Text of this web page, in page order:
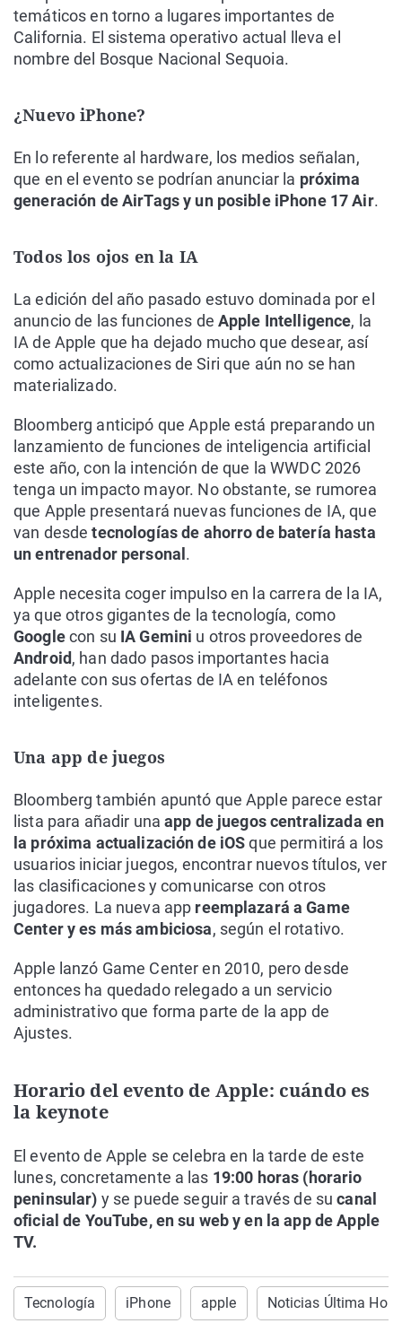
temáticos en torno a lugares importantes de
California. El sistema operativo actual lleva el
nombre del Bosque Nacional Sequoia.
¿Nuevo iPhone?
En lo referente al hardware, los medios señalan,
que en el evento se podrían anunciar la próxima
generación de AirTags y un posible iPhone 17 Air.
Todos los ojos en la IA
La edición del año pasado estuvo dominada por el
anuncio de las funciones de Apple Intelligence, la
IA de Apple que ha dejado mucho que desear, así
como actualizaciones de Siri que aún no se han
materializado.
Bloomberg anticipó que Apple está preparando un
lanzamiento de funciones de inteligencia artificial
este año, con la intención de que la WWDC 2026
tenga un impacto mayor. No obstante, se rumorea
que Apple presentará nuevas funciones de IA, que
van desdetecnologías de ahorro de batería hasta
un entrenador personal .
Apple necesita coger impulso en la carrera de la IA,
ya que otros gigantes de la tecnología, como
Googlecon su IA Gemini u otros proveedores de
Android, han dado pasos importantes hacia
adelante con sus ofertas de IA en teléfonos
inteligentes.
Una app de juegos
Bloomberg también apuntó que Apple parece estar
lista para añadir unaapp de juegos centralizada en
la próxima actualización de iOSque permitirá a los
usuarios iniciar juegos, encontrar nuevos títulos, ver
las clasificaciones y comunicarse con otros
jugadores. La nueva app reemplazará a Game
Center y es más ambiciosa, según el rotativo.
Apple lanzó Game Center en 2010, pero desde
entonces ha quedado relegado a un servicio
administrativo que forma parte de la app de
Ajustes.
Horario del evento de Apple: cuándo es
la keynote
El evento de Apple se celebra en la tarde de este
lunes, concretamente a las 19:00 horas (horario
peninsular) y se puede seguir a través de su canal
oficial de YouTube, en su web y en la app de Apple
TV.
Tecnología iPhone apple Noticias Última Hora